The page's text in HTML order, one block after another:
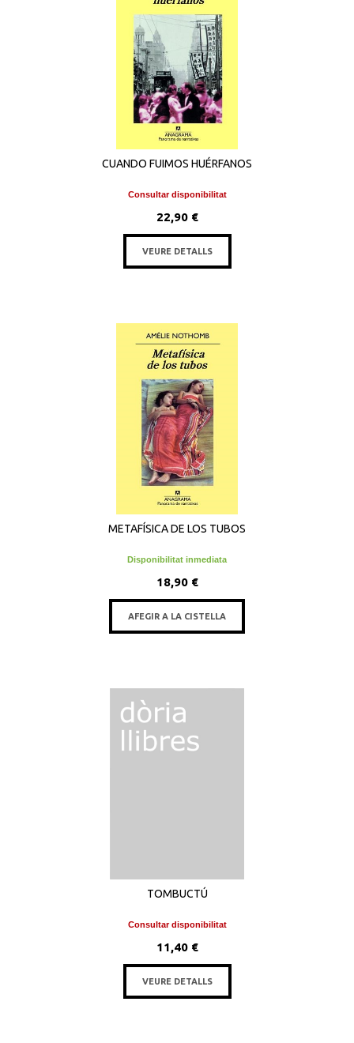
CUANDO FUIMOS HUÉRFANOS
Consultar disponibilitat
22,90 €
VEURE DETALLS
METAFÍSICA DE LOS TUBOS
Disponibilitat inmediata
18,90 €
AFEGIR A LA CISTELLA
TOMBUCTÚ
Consultar disponibilitat
11,40 €
VEURE DETALLS